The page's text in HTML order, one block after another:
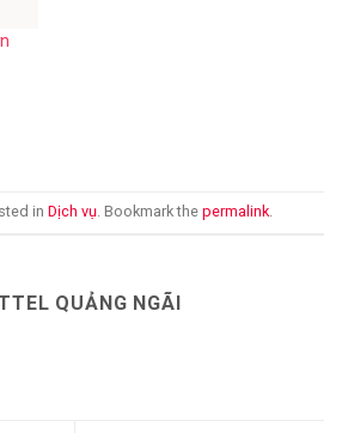
in Dịch vụ. Bookmark the permalink.
QUẢNG NGÃI